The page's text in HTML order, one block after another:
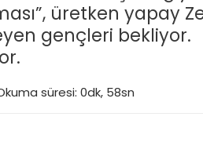
üretken yapay
gençleri bekliyor.
süresi: 0dk, 58sn